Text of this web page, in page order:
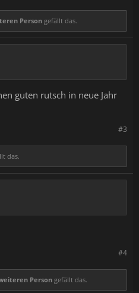
Persongefällt das.
guten rutsch in neue Jahr
#3
das.
#4
Persongefällt das.